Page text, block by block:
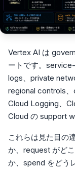
Vertex AI は
ートです。
logs、private
regional controls、
Cloud Logging、
Cloud の support
これらは見た目の
か、request がど
か、spend をどう